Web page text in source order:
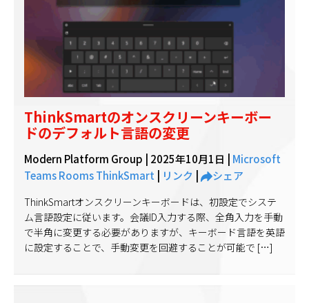
ThinkSmartのオンスクリーンキーボー
ドのデフォルト言語の変更
Modern Platform Group | 2025年10月1日
Microsoft
Teams RoomsThinkSmart リンク シェア
ThinkSmartオンスクリーンキーボードは、初設定でシステ
ム言語設定に従います。会議ID入力する際、全角入力を手動
で半角に変更する必要がありますが、キーボード言語を英語
に設定することで、手動変更を回避することが可能で […]